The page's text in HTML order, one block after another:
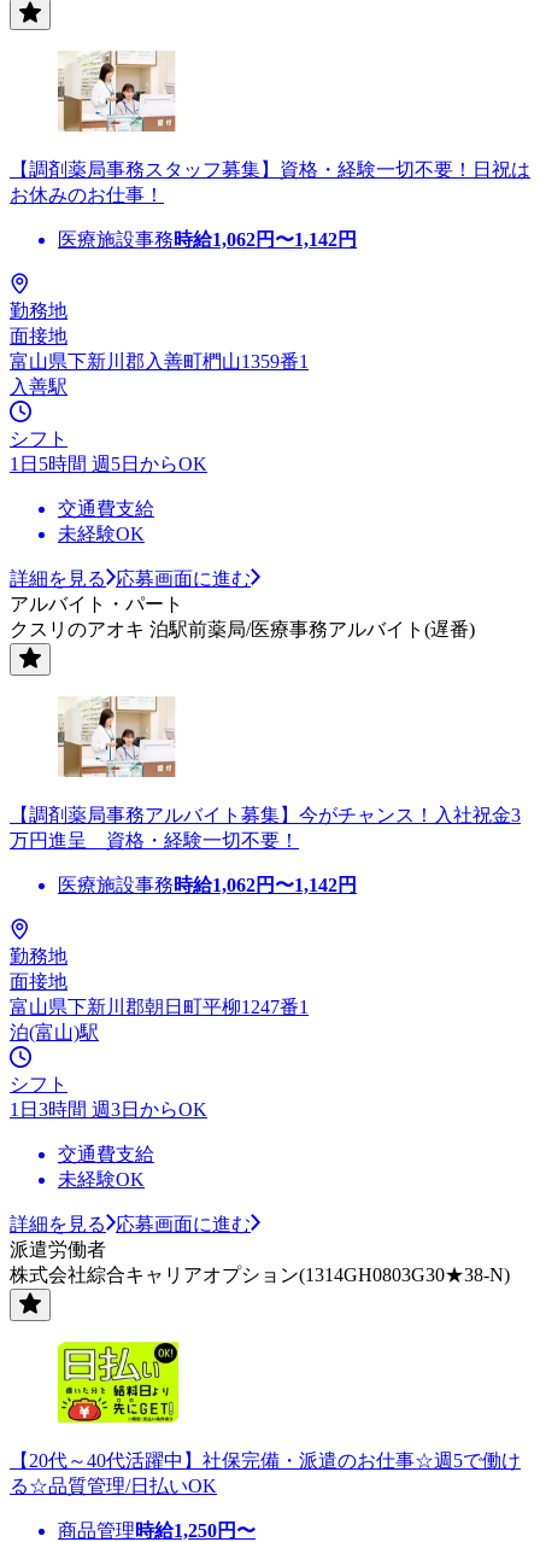
【調剤薬局事務スタッフ募集】資格・経験一切不要！日祝は
お休みのお仕事！
医療施設事務時給1,062円〜1,142円
勤務地
面接地
富山県下新川郡入善町椚山1359番1
入善駅
シフト
1日5時間 週5日からOK
交通費支給
未経験OK
詳細を見る
応募画面に進む
アルバイト・パート
クスリのアオキ 泊駅前薬局/医療事務アルバイト(遅番)
【調剤薬局事務アルバイト募集】今がチャンス！入社祝金3
万円進呈 資格・経験一切不要！
医療施設事務時給1,062円〜1,142円
勤務地
面接地
富山県下新川郡朝日町平柳1247番1
泊(富山)駅
シフト
1日3時間 週3日からOK
交通費支給
未経験OK
詳細を見る
応募画面に進む
派遣労働者
株式会社綜合キャリアオプション(1314GH0803G30★38-N)
【20代～40代活躍中】社保完備・派遣のお仕事☆週5で働け
る☆品質管理/日払いOK
商品管理時給1,250円〜